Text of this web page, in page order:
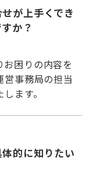
が上手くでき
か？
お困りの内容を
事務局の担当
ます。
的に知りたい